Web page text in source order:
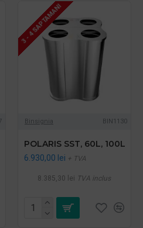
3 - 4 SAPTAMANI
Binsignia BIN1130
POLARIS SST, 60L, 100L
6.930,00 lei + TVA
8.385,30 lei TVA inclus